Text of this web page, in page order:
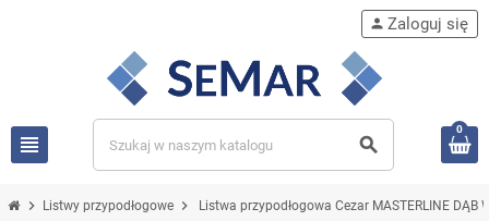
view_headline search
person Zaloguj się
0
chevron_right Listwy przypodłogowe chevron_right Listwa przypodłogowa Cezar MASTERLINE